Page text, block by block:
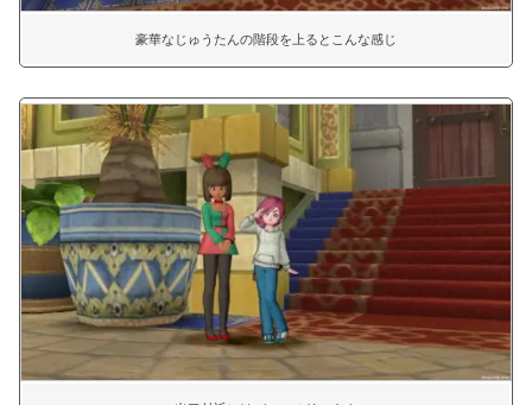
豪華なじゅうたんの階段を上るとこんな感じ